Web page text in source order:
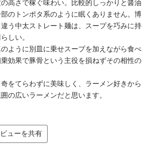
高さで稼ぐ味わい。比較的しっかりと醤油
のトンポタ系のように眠くありません。博
う中太ストレート麺は、スープを巧みに持
しい。
のように別皿に乗せスープを加えながら食べ
効果で豚骨という主役を損ねずその相性の
をてらわずに美味しく、ラーメン好きから
の広いラーメンだと思います。
ューを共有